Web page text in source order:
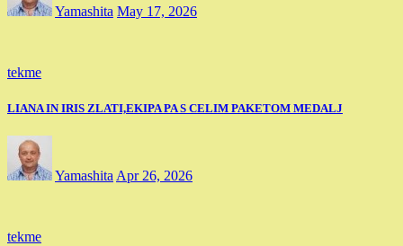
Yamashita May 17, 2026
tekme
LIANA IN IRIS ZLATI,EKIPA PA S CELIM PAKETOM MEDALJ
Yamashita Apr 26, 2026
tekme